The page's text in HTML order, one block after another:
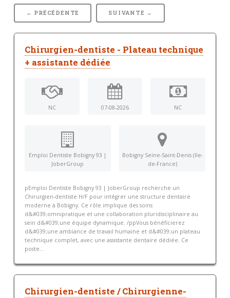
← PRÉCÉDENTE SUIVANTE →
Chirurgien-dentiste - Plateau technique
+ assistante dédiée
NC 07-08-2026 NC
Emploi Dentiste Bobigny 93 |
JoberGroup
Bobigny Seine-Saint-Denis (Ile-
de-France)
pEmploi Dentiste Bobigny 93 | JoberGroup recherche un
Chirurgien-dentiste H/F pour intégrer une structure dentaire
moderne à Bobigny. Ce rôle implique des soins
d&#039;omnipratique et une collaboration pluridisciplinaire au
sein d&#039;une équipe dynamique. /ppVous bénéficierez
d&#039;une ambiance de travail humaine et d&#039;un plateau
technique complet, avec une assistante dentaire dédiée. Ce
poste...
Chirurgien-dentiste / Chirurgienne-